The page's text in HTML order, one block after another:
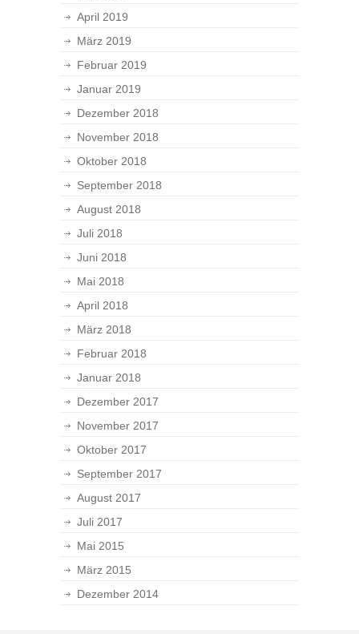
April 2019
März 2019
Februar 2019
Januar 2019
Dezember 2018
November 2018
Oktober 2018
September 2018
August 2018
Juli 2018
Juni 2018
Mai 2018
April 2018
März 2018
Februar 2018
Januar 2018
Dezember 2017
November 2017
Oktober 2017
September 2017
August 2017
Juli 2017
Mai 2015
März 2015
Dezember 2014